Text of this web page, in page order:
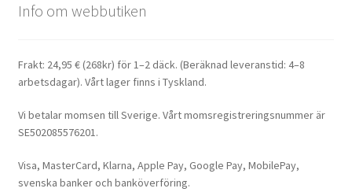
Info om webbutiken
Frakt: 24,95 € (268kr) för 1–2 däck. (Beräknad leveranstid: 4–8
arbetsdagar). Vårt lager finns i Tyskland.
Vi betalar momsen till Sverige. Vårt momsregistreringsnummer är
SE502085576201.
Visa, MasterCard, Klarna, Apple Pay, Google Pay, MobilePay,
svenska banker och banköverföring.